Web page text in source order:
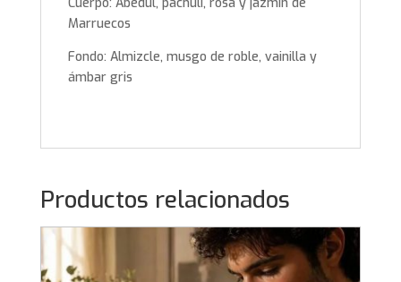
Marruecos
Fondo: Almizcle, musgo de roble, vainilla y
ámbar gris
Productos relacionados